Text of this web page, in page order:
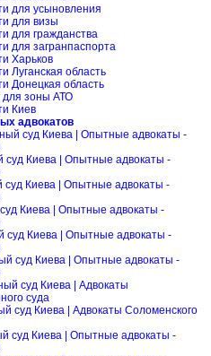
для усыновления
для визы
для гражданства
для загранпаспорта
Харьков
Луганская область
Донецкая область
для зоны АТО
Киев
адвокатов
суд Киева | Опытные адвокаты -
суд Киева | Опытные адвокаты -
суд Киева | Опытные адвокаты -
Киева | Опытные адвокаты -
суд Киева | Опытные адвокаты -
суд Киева | Опытные адвокаты -
суд Киева | Адвокаты
суда
суд Киева | Адвокаты Соломенского
суд Киева | Опытные адвокаты -